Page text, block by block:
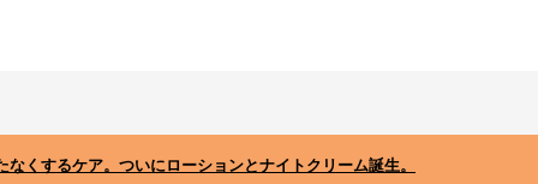
くするケア。ついにローションとナイトクリーム誕生。